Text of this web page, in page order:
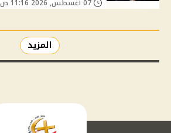
المزيد